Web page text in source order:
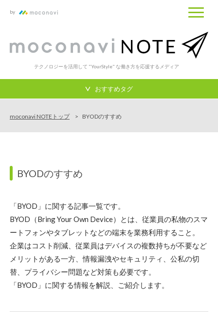
テクノロジーを活用して "YourStyle" な働き方を応援するメディア
by
おすすめタグ
moconavi NOTEトップ BYODのすすめ
BYODのすすめ
「BYOD」に関する記事一覧です。
BYOD（Bring Your Own Device）とは、従業員の私物のスマ
ートフォンやタブレットなどの端末を業務利用すること。
企業はコスト削減、従業員はデバイスの複数持ちが不要など
メリットがある一方、情報漏洩やセキュリティ、公私の切
替、プライバシー問題など対策も必要です。
「BYOD」に関する情報を解説、ご紹介します。